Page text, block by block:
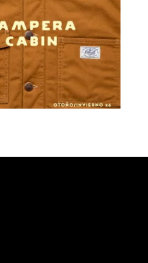
de tu
y se
día hábil.
la
Ap. 601 y se
Si no
y te
abonando un
el nuevo
reserva el